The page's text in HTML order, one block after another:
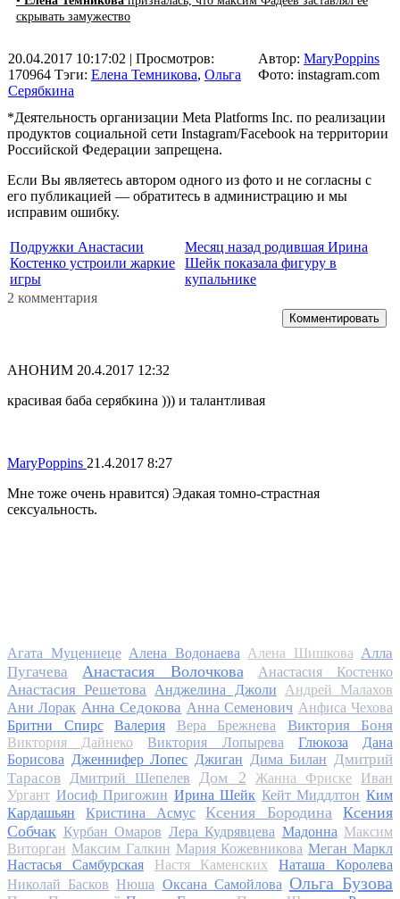
скрывать замужество
20.04.2017 10:17:02 | Просмотров:
170964 Тэги: Елена Темникова, Ольга
Серябкина
Автор: MaryPoppins
Фото: instagram.com
*Деятельность организации Meta Platforms Inc. по реализации
продуктов социальной сети Instagram/Facebook на территории
Российской Федерации запрещена.
Если Вы являетесь автором одного из фото и не согласны с
его публикацией — обратитесь в администрацию и мы
исправим ошибку.
Подружки Анастасии
Костенко устроили жаркие
игры
Месяц назад родившая Ирина
Шейк показала фигуру в
купальнике
2 комментария
Комментировать
АНОНИМ 20.4.2017 12:32
красивая баба серябкина ))) и талантливая
MaryPoppins 21.4.2017 8:27
Мне тоже очень нравится) Эдакая томно-страстная
сексуальность.
Агата Муцениеце Алена Водонаева Алена Шишкова Алла
Пугачева
Анастасия Волочкова Анастасия Костенко
Анастасия Решетова Анджелина Джоли
Андрей Малахов
Ани Лорак Анна Седокова Анна Семенович Анфиса Чехова
Бритни Спирс
Валерия Вера Брежнева Виктория Боня
Виктория Дайнеко Виктория Лопырева Глюкоза
Дана
Борисова Дженнифер Лопес Джиган Дима Билан Дмитрий
Тарасов
Дмитрий Шепелев Дом 2 Жанна Фриске
Иван
Ургант Иосиф Пригожин Ирина Шейк Кейт Миддлтон Ким
Кардашьян
Кристина Асмус Ксения Бородина
Ксения
Собчак Курбан Омаров Лера Кудрявцева Мадонна Максим
Виторган Максим Галкин Мария Кожевникова Меган Маркл
Настасья Самбурская
Настя Каменских
Наташа Королева
Николай Басков Нюша Оксана Самойлова Ольга Бузова